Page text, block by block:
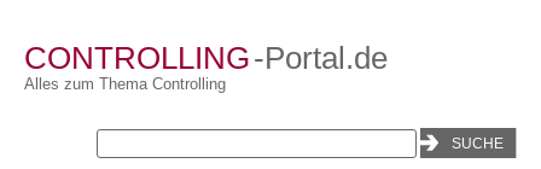
CONTROLLING-Portal.de
Alles zum Thema Controlling